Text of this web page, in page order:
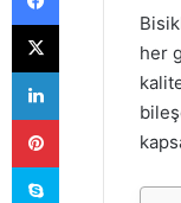
her
X
LinkedIn
Pinterest
Skype